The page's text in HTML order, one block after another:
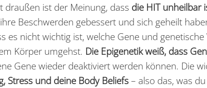
draußen ist der Meinung, dass die HIT unheilbar
Beschwerden gebessert und sich geheilt
es nicht wichtig ist, welche Gene und
Körper umgehst. Die Epigenetik weiß, dass
Gene wieder deaktiviert werden können. Die
Stress und deine Body Beliefs– also das, was